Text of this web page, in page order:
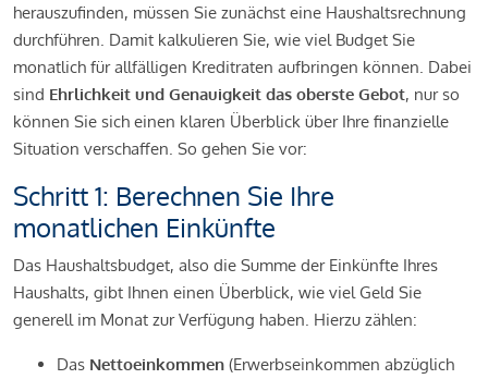
herauszufinden, müssen Sie zunächst eine Haushaltsrechnung
durchführen. Damit kalkulieren Sie, wie viel Budget Sie
monatlich für allfälligen Kreditraten aufbringen können. Dabei
sind Ehrlichkeit und Genauigkeit das oberste Gebot, nur so
können Sie sich einen klaren Überblick über Ihre finanzielle
Situation verschaffen. So gehen Sie vor:
Schritt 1: Berechnen Sie Ihre
monatlichen Einkünfte
Das Haushaltsbudget, also die Summe der Einkünfte Ihres
Haushalts, gibt Ihnen einen Überblick, wie viel Geld Sie
generell im Monat zur Verfügung haben. Hierzu zählen:
Das Nettoeinkommen (Erwerbseinkommen abzüglich